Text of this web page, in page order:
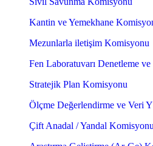
Kantin ve Yemekhane
Mezunlarla iletişim Komisyonu
Fen Laboratuvarı Denetleme
Stratejik Plan Komisyonu
Ölçme Değerlendirme ve Veri
Çift Anadal / Yandal Komisyonu